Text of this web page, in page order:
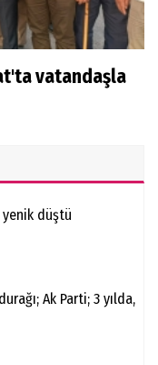
vatandaşla
düştü
Ak Parti; 3 yılda,